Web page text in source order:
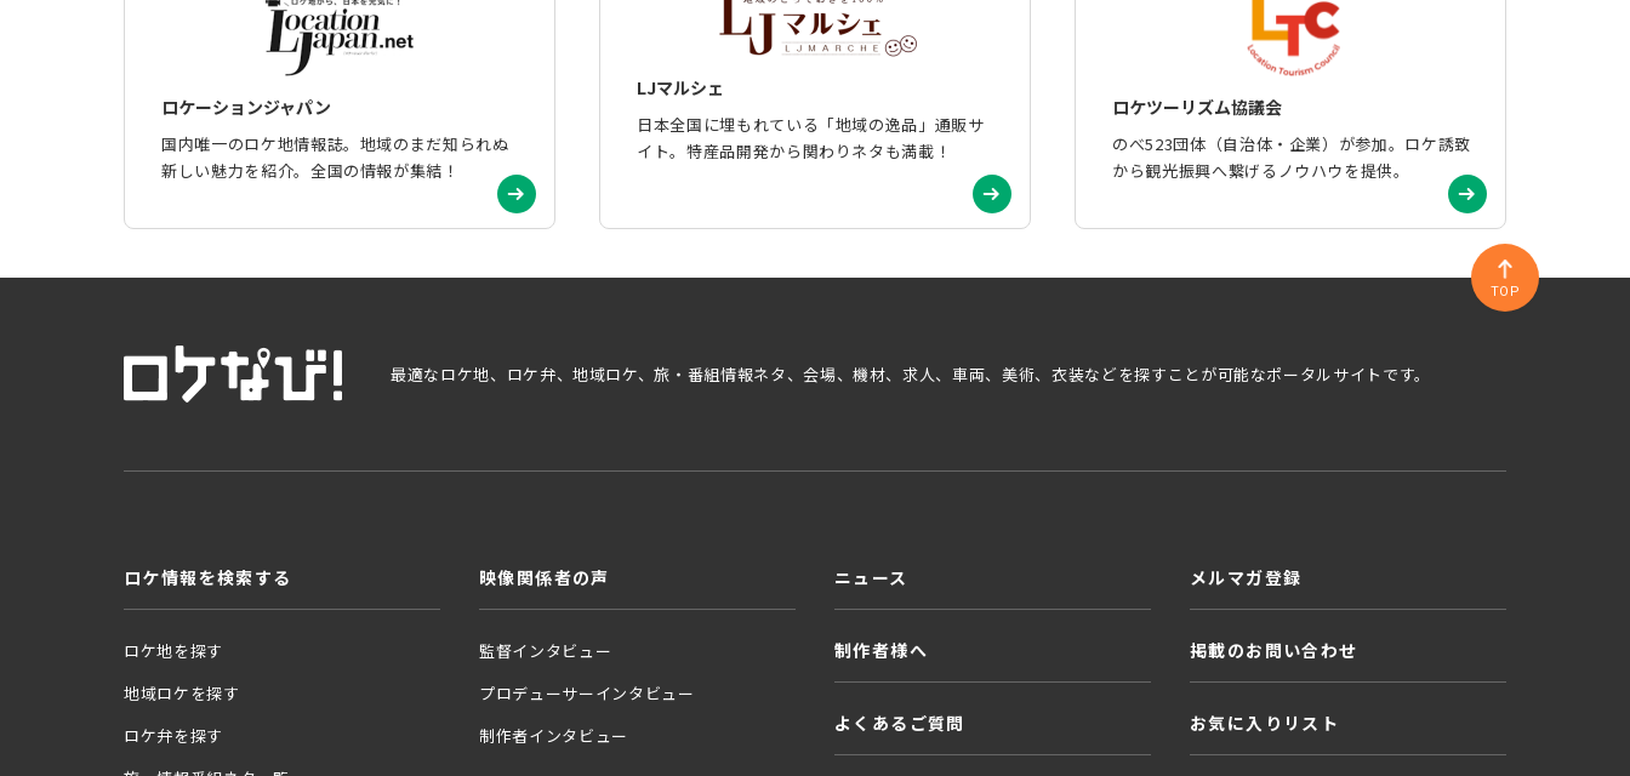
ロケーションジャパン
国内唯一のロケ地情報誌。地域のまだ知られぬ
新しい魅力を紹介。全国の情報が集結！
LJマルシェ
日本全国に埋もれている「地域の逸品」通販サ
イト。特産品開発から関わりネタも満載！
ロケツーリズム協議会
のべ523団体（自治体・企業）が参加。ロケ誘致
から観光振興へ繋げるノウハウを提供。
TOP
最適なロケ地、ロケ弁、地域ロケ、旅・番組情報ネタ、会場、機材、求人、車両、美術、衣装などを探すことが可能なポータルサイトです。
ロケ情報を検索する
ロケ地を探す
地域ロケを探す
ロケ弁を探す
映像関係者の声
監督インタビュー
プロデューサーインタビュー
制作者インタビュー
ニュース
制作者様へ
よくあるご質問
メルマガ登録
掲載のお問い合わせ
お気に入りリスト